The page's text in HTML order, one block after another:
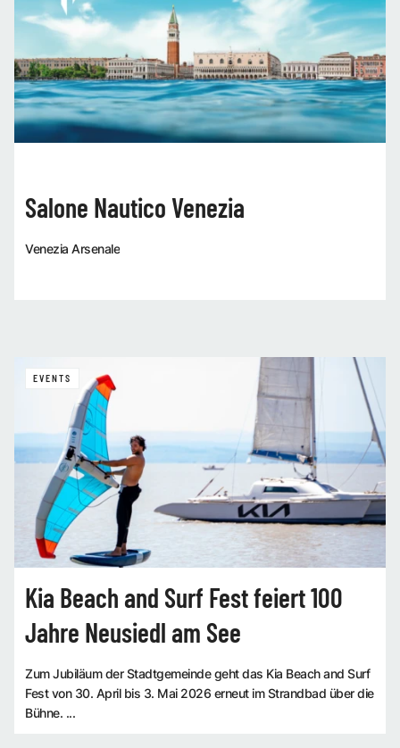
Salone Nautico Venezia
Venezia Arsenale
EVENTS
Kia Beach and Surf Fest feiert 100
Jahre Neusiedl am See
Zum Jubiläum der Stadtgemeinde geht das Kia Beach and Surf
Fest von 30. April bis 3. Mai 2026 erneut im Strandbad über die
Bühne. ...